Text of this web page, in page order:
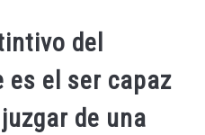
del
es el ser capaz
de una